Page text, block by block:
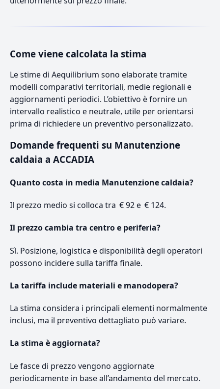
Come viene calcolata la stima
Le stime di Aequilibrium sono elaborate tramite
modelli comparativi territoriali, medie regionali e
aggiornamenti periodici. L’obiettivo è fornire un
intervallo realistico e neutrale, utile per orientarsi
prima di richiedere un preventivo personalizzato.
Domande frequenti su Manutenzione
caldaia a ACCADIA
Quanto costa in media Manutenzione caldaia?
Il prezzo medio si colloca tra € 92 e € 124.
Il prezzo cambia tra centro e periferia?
Sì. Posizione, logistica e disponibilità degli operatori
possono incidere sulla tariffa finale.
La tariffa include materiali e manodopera?
La stima considera i principali elementi normalmente
inclusi, ma il preventivo dettagliato può variare.
La stima è aggiornata?
Le fasce di prezzo vengono aggiornate
periodicamente in base all’andamento del mercato.